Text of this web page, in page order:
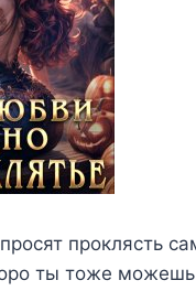
проклясть
ты тоже можешь